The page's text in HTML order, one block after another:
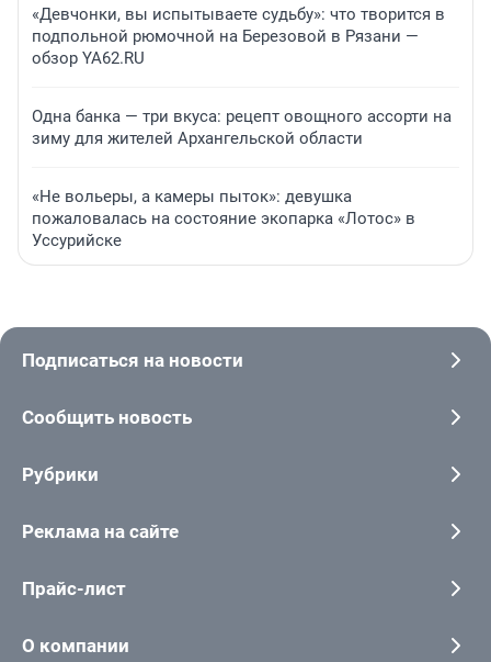
«Девчонки, вы испытываете судьбу»: что творится в
подпольной рюмочной на Березовой в Рязани —
обзор YA62.RU
Одна банка — три вкуса: рецепт овощного ассорти на
зиму для жителей Архангельской области
«Не вольеры, а камеры пыток»: девушка
пожаловалась на состояние экопарка «Лотос» в
Уссурийске
Подписаться на новости
Сообщить новость
Рубрики
Реклама на сайте
Прайс-лист
О компании